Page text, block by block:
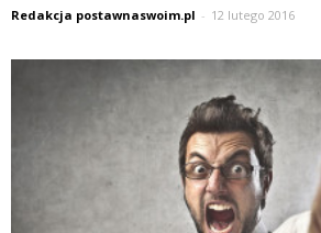
Redakcja postawnaswoim.pl - 12 lutego 2016